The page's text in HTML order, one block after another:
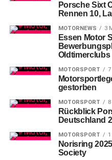
Porsche Sixt
Rennen 10,
MOTORNEWS 3
Essen Motor
Oldtimerclubs
MOTORSPORT
gestorben
MOTORSPORT
Rückblick
Deutschland
MOTORSPORT
Norisring
Society